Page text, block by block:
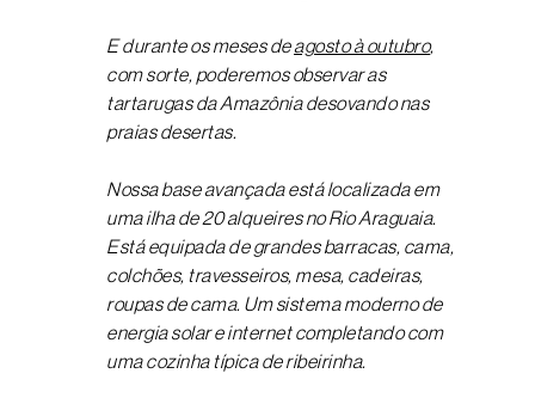
E durante os meses deagosto à outubro,
com sorte, poderemos observar as
tartarugas da Amazônia desovando nas
praias desertas.
Nossa base avançada está localizada em
uma ilha de 20 alqueires no Rio Araguaia.
Está equipada de grandes barracas, cama,
colchões, travesseiros, mesa, cadeiras,
roupas de cama. Um sistema moderno de
energia solar e internet completando com
uma cozinha típica de ribeirinha.